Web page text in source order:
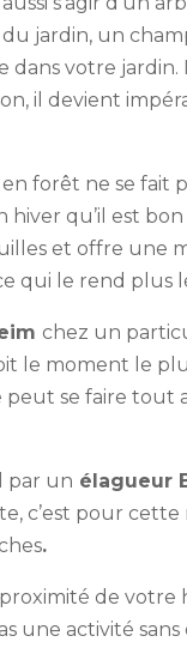
jardin, un
votre jardin.
il devient
en forêt ne se fait
hiver qu’il est
et offre une
qui le rend plus
chez un
le moment le
peut se faire tout
par un élagueur
c’est pour cette
.
de votre
une activité sans